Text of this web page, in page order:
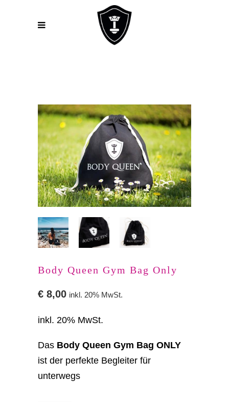
Body Queen Gym Bag Only
€ 8,00 inkl. 20% MwSt.
inkl. 20% MwSt.
Das Body Queen Gym Bag ONLY
ist der perfekte Begleiter für
unterwegs